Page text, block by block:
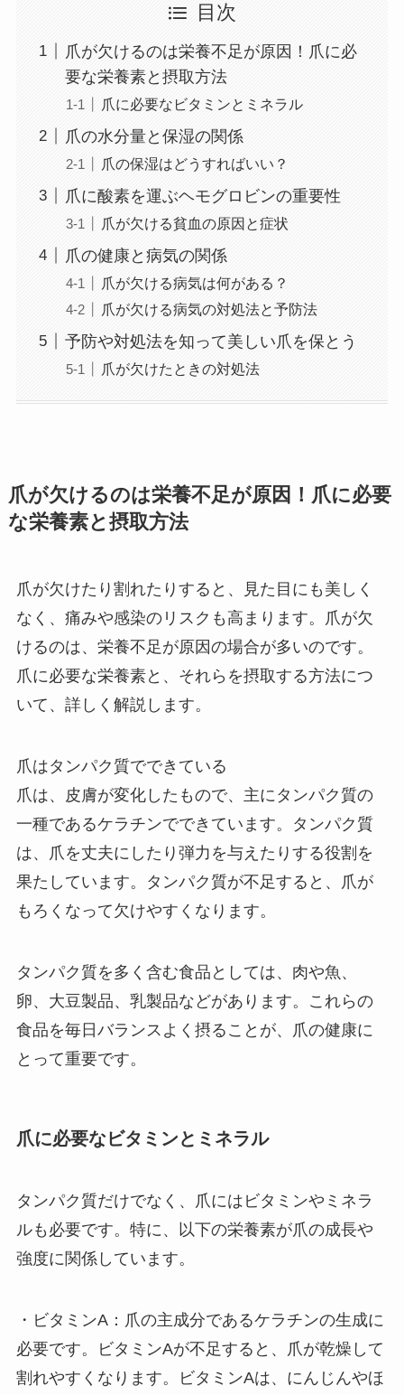
目次
爪が欠けるのは栄養不足が原因！爪に必
要な栄養素と摂取方法
爪に必要なビタミンとミネラル
爪の水分量と保湿の関係
爪の保湿はどうすればいい？
爪に酸素を運ぶヘモグロビンの重要性
爪が欠ける貧血の原因と症状
爪の健康と病気の関係
爪が欠ける病気は何がある？
爪が欠ける病気の対処法と予防法
予防や対処法を知って美しい爪を保とう
爪が欠けたときの対処法
爪が欠けるのは栄養不足が原因！爪に必要
な栄養素と摂取方法
爪が欠けたり割れたりすると、見た目にも美しく
なく、痛みや感染のリスクも高まります。爪が欠
けるのは、栄養不足が原因の場合が多いのです。
爪に必要な栄養素と、それらを摂取する方法につ
いて、詳しく解説します。
爪はタンパク質でできている
爪は、皮膚が変化したもので、主にタンパク質の
一種であるケラチンでできています。タンパク質
は、爪を丈夫にしたり弾力を与えたりする役割を
果たしています。タンパク質が不足すると、爪が
もろくなって欠けやすくなります。
タンパク質を多く含む食品としては、肉や魚、
卵、大豆製品、乳製品などがあります。これらの
食品を毎日バランスよく摂ることが、爪の健康に
とって重要です。
爪に必要なビタミンとミネラル
タンパク質だけでなく、爪にはビタミンやミネラ
ルも必要です。特に、以下の栄養素が爪の成長や
強度に関係しています。
・ビタミンA：爪の主成分であるケラチンの生成に
必要です。ビタミンAが不足すると、爪が乾燥して
割れやすくなります。ビタミンAは、にんじんやほ